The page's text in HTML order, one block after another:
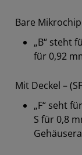
Bare
„B“ steht
für 0,92
Mit Deckel –
„F“ seht
S für 0,8